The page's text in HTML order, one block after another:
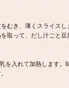
むき、薄くスライス
取って、だし汁ごと
を入れて加熱します。